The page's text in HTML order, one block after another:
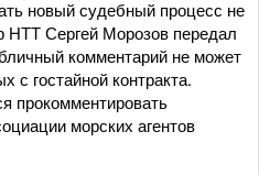
новый судебный процесс не
НТТ Сергей Морозов передал
комментарий не может
с гостайной контракта.
прокомментировать
морских агентов